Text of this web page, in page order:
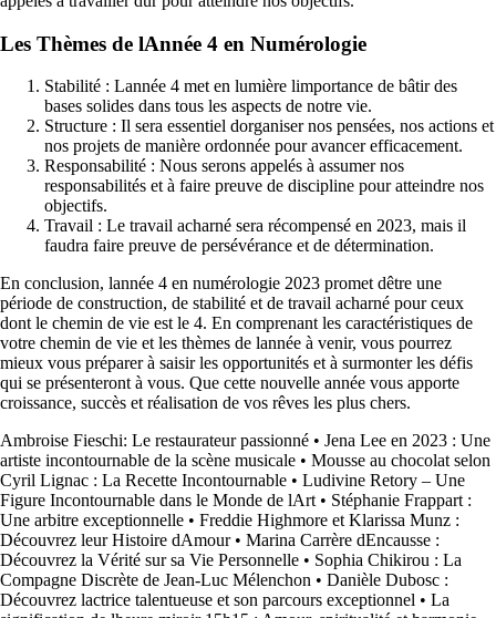
Les Thèmes de lAnnée 4 en Numérologie
Stabilité : Lannée 4 met en lumière limportance de bâtir des
bases solides dans tous les aspects de notre vie.
Structure : Il sera essentiel dorganiser nos pensées, nos actions et
nos projets de manière ordonnée pour avancer efficacement.
Responsabilité : Nous serons appelés à assumer nos
responsabilités et à faire preuve de discipline pour atteindre nos
objectifs.
Travail : Le travail acharné sera récompensé en 2023, mais il
faudra faire preuve de persévérance et de détermination.
En conclusion, lannée 4 en numérologie 2023 promet dêtre une
période de construction, de stabilité et de travail acharné pour ceux
dont le chemin de vie est le 4. En comprenant les caractéristiques de
votre chemin de vie et les thèmes de lannée à venir, vous pourrez
mieux vous préparer à saisir les opportunités et à surmonter les défis
qui se présenteront à vous. Que cette nouvelle année vous apporte
croissance, succès et réalisation de vos rêves les plus chers.
Ambroise Fieschi: Le restaurateur passionné • Jena Lee en 2023 : Une
artiste incontournable de la scène musicale • Mousse au chocolat selon
Cyril Lignac : La Recette Incontournable • Ludivine Retory – Une
Figure Incontournable dans le Monde de lArt • Stéphanie Frappart :
Une arbitre exceptionnelle • Freddie Highmore et Klarissa Munz :
Découvrez leur Histoire dAmour• Marina Carrère dEncausse :
Découvrez la Vérité sur sa Vie Personnelle • Sophia Chikirou : La
Compagne Discrète de Jean-Luc Mélenchon • Danièle Dubosc :
Découvrez lactrice talentueuse et son parcours exceptionnel • La